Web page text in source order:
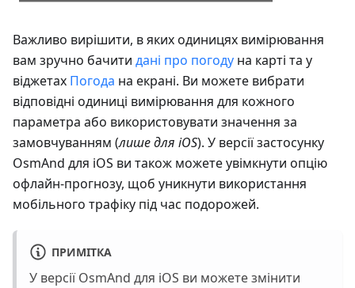
Важливо вирішити, в яких одиницях вимірювання
вам зручно бачити дані про погоду на карті та у
віджетах Погода на екрані. Ви можете вибрати
відповідні одиниці вимірювання для кожного
параметра або використовувати значення за
замовчуванням (лише для iOS). У версії застосунку
OsmAnd для iOS ви також можете увімкнути опцію
офлайн-прогнозу, щоб уникнути використання
мобільного трафіку під час подорожей.
ПРИМІТКА
У версії OsmAnd для iOS ви можете змінити